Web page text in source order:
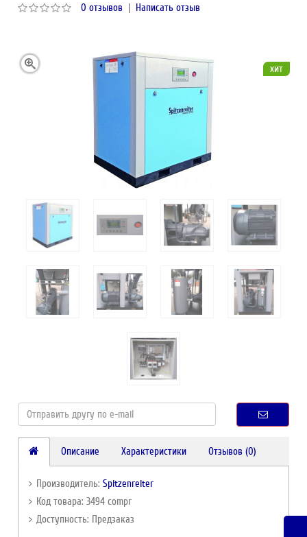
0 отзывов | Написать отзыв
хит
Описание Характеристики Отзывов (0)
Производитель:Spitzenreiter
Код товара: 3494 compr
Доступность: Предзаказ